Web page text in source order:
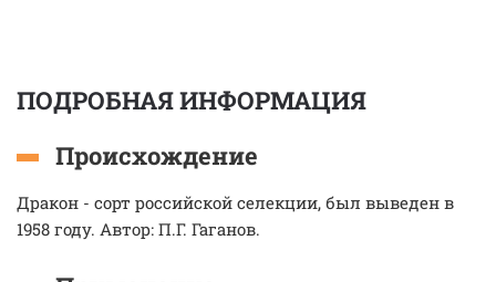
ПОДРОБНАЯ ИНФОРМАЦИЯ
Происхождение
Дракон - сорт российской селекции, был выведен в
1958 году. Автор: П.Г. Гаганов.